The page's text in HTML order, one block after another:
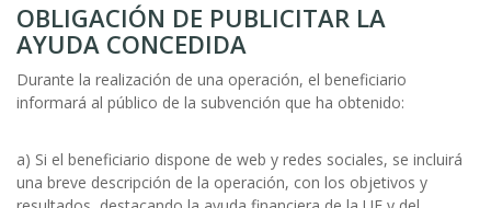
OBLIGACIÓN DE PUBLICITAR LA
AYUDA CONCEDIDA
Durante la realización de una operación, el beneficiario
informará al público de la subvención que ha obtenido:
a) Si el beneficiario dispone de web y redes sociales, se incluirá
una breve descripción de la operación, con los objetivos y